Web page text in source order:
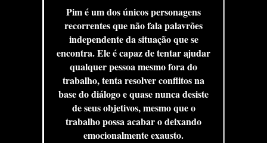
Pim é um dos únicos personagens
recorrentes que não fala palavrões
independente da situação que se
encontra. Ele é capaz de tentar ajudar
qualquer pessoa mesmo fora do
trabalho, tenta resolver conflitos na
base do diálogo e quase nunca desiste
de seus objetivos, mesmo que o
trabalho possa acabar o deixando
emocionalmente exausto.